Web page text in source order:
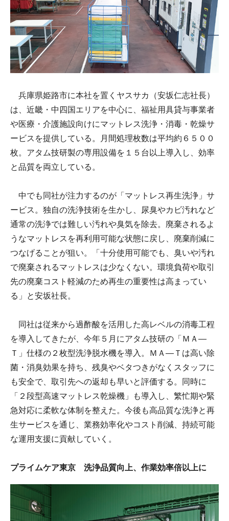
兵庫県姫路市に本社を置くヤスサカ（安坂仁志社長）
は、近畿・中四国エリアを中心に、福祉用具貸与事業者
や医療・介護施設向けにマットレス洗浄・消毒・乾燥サ
ービスを提供している。月間処理枚数は平均約６５００
枚。アタム技研製の専用設備を１５台以上導入し、効率
と品質を両立している。
中でも同社が注力するのが「マットレス再生洗浄」サ
ービス。独自の洗浄技術を生かし、尿臭やカビ汚れなど
通常の洗浄では難しい汚れや臭気を除去。廃棄されるよ
うなマットレスを再利用可能な状態に戻し、廃棄削減に
つなげることが狙い。「十分使用可能でも、臭いや汚れ
で廃棄されるマットレスは少なくない。環境負荷や取引
先の廃棄コスト軽減のため再生の重要性は高まってい
る」と安坂社長。
同社は従来から過酢酸を活用した高レベルの消毒工程
を導入してきたが、今年５月にアタム技研の「ＭＡ―
Ｔ」仕様の２枚型洗浄脱水機を導入。ＭＡ―Ｔは高い除
菌・消臭効果を持ち、残臭やベタつきがなくスタッフに
も安全で、取引先への返却も早いと評価する。同時に
「２段型高速マットレス乾燥機」も導入し、繁忙期や緊
急対応に柔軟な体制を整えた。今後も高品質な洗浄と再
生サービスを通じ、業務効率化やコスト削減、持続可能
な運用支援に貢献していく。
プライムケア東京 洗浄品質向上、作業効率倍以上に